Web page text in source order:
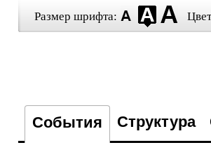
Размер шрифта:
События Структура